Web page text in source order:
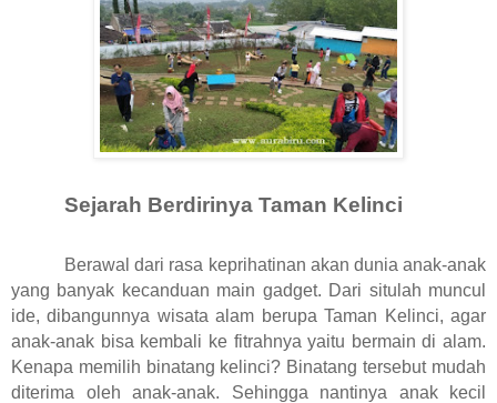
Sejarah Berdirinya Taman Kelinci
Berawal dari rasa keprihatinan akan dunia anak-anak
yang banyak kecanduan main gadget. Dari situlah muncul
ide, dibangunnya wisata alam berupa Taman Kelinci, agar
anak-anak bisa kembali ke fitrahnya yaitu bermain di alam.
Kenapa memilih binatang kelinci? Binatang tersebut mudah
diterima oleh anak-anak. Sehingga nantinya anak kecil